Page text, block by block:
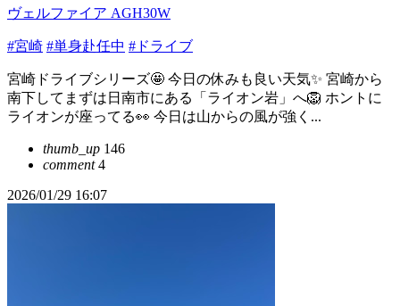
ヴェルファイア AGH30W
#宮崎 #単身赴任中 #ドライブ
宮崎ドライブシリーズ🤩 今日の休みも良い天気✨ 宮崎から
南下してまずは日南市にある「ライオン岩」へ🦁 ホントに
ライオンが座ってる👀 今日は山からの風が強く...
thumb_up 146
comment4
2026/01/29 16:07